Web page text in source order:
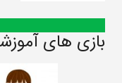
بازی های